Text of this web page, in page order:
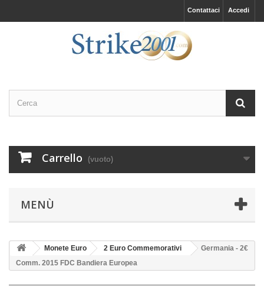
Accedi
Contattaci
Carrello (vuoto)
MENÙ
Monete Euro 2 Euro Commemorativi
Germania - 2€
Comm. 2015 FDC Bandiera Europea